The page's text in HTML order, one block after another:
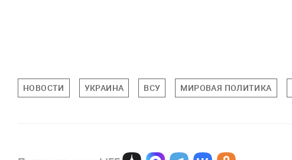
НОВОСТИ УКРАИНА ВСУ МИРОВАЯ ПОЛИТИКА